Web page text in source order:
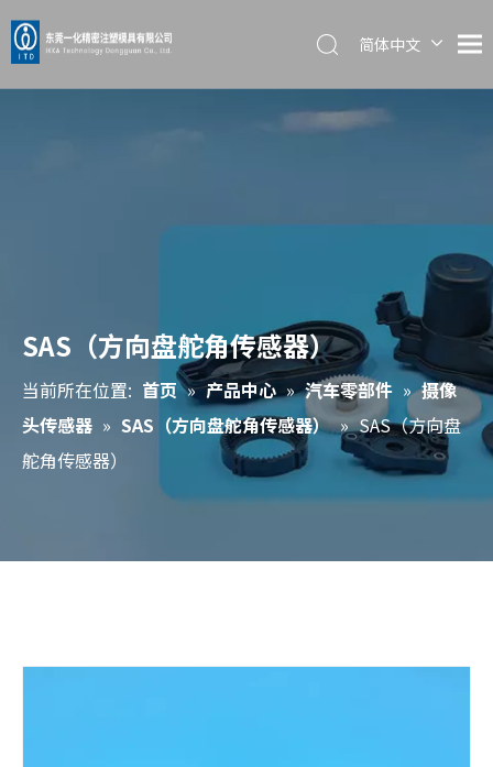
简体中文
日本語
SAS（方向盘舵角传感器）
当前所在位置: 首页 » 产品中心 » 汽车零部件 » 摄像
头传感器 » SAS（方向盘舵角传感器） » SAS（方向盘
舵角传感器）